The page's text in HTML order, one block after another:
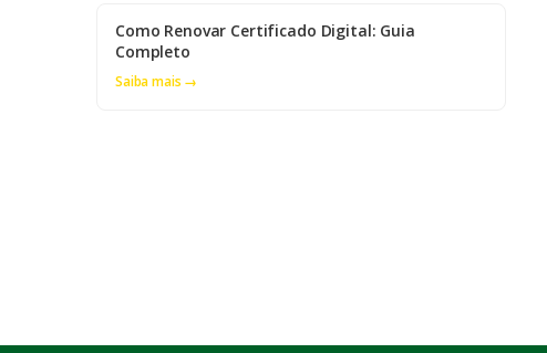
Como Renovar Certificado Digital: Guia
Completo
Saiba mais →